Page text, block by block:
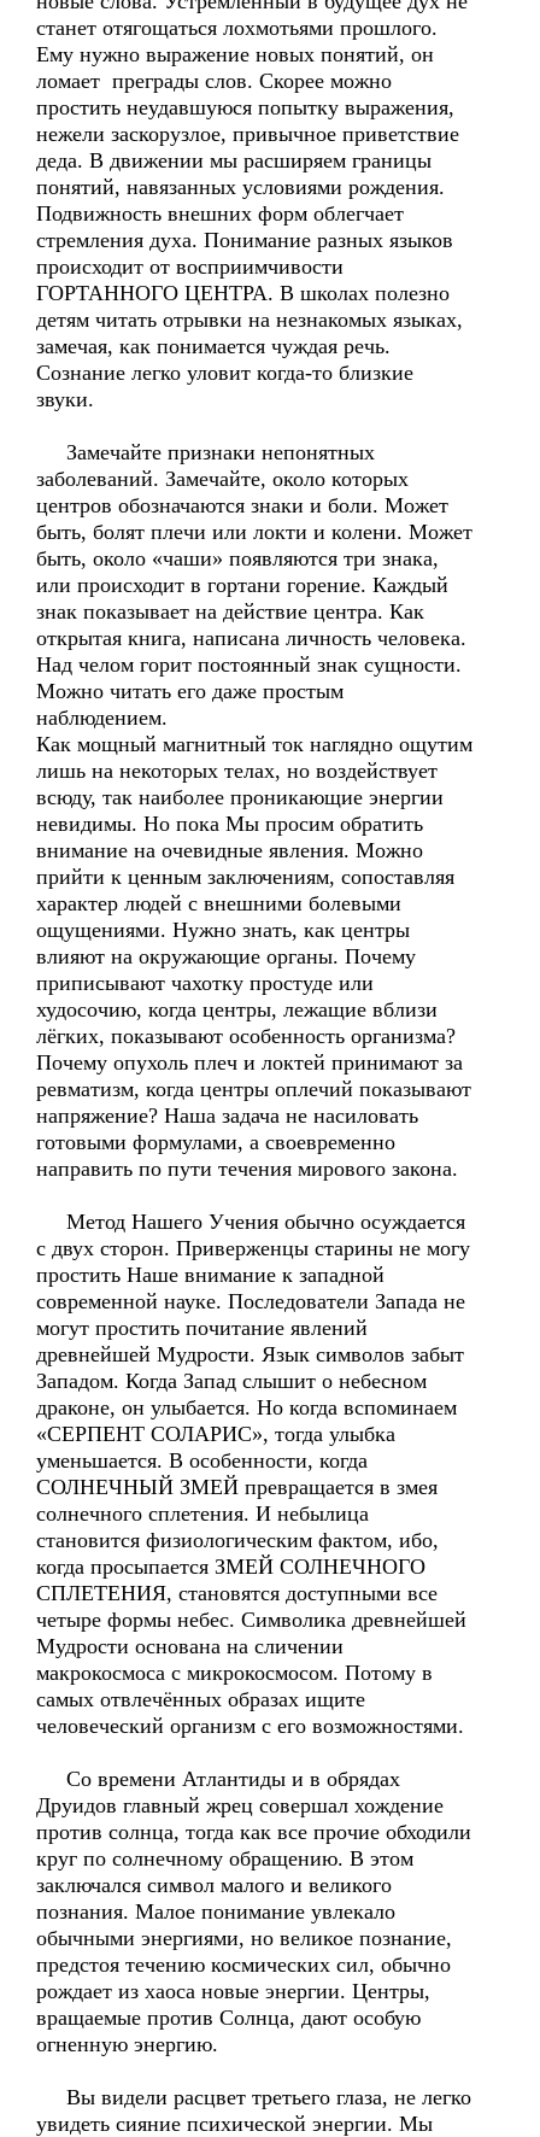
станет отягощаться лохмотьями прошлого.
Ему нужно выражение новых понятий, он
ломает преграды слов. Скорее можно
простить неудавшуюся попытку выражения,
нежели заскорузлое, привычное приветствие
деда. В движении мы расширяем границы
понятий, навязанных условиями рождения.
Подвижность внешних форм облегчает
стремления духа. Понимание разных языков
происходит от восприимчивости
ГОРТАННОГО ЦЕНТРА. В школах полезно
детям читать отрывки на незнакомых языках,
замечая, как понимается чуждая речь.
Сознание легко уловит когда-то близкие
звуки.
Замечайте признаки непонятных
заболеваний. Замечайте, около которых
центров обозначаются знаки и боли. Может
быть, болят плечи или локти и колени. Может
быть, около «чаши» появляются три знака,
или происходит в гортани горение. Каждый
знак показывает на действие центра. Как
открытая книга, написана личность человека.
Над челом горит постоянный знак сущности.
Можно читать его даже простым
наблюдением.
Как мощный магнитный ток наглядно ощутим
лишь на некоторых телах, но воздействует
всюду, так наиболее проникающие энергии
невидимы. Но пока Мы просим обратить
внимание на очевидные явления. Можно
прийти к ценным заключениям, сопоставляя
характер людей с внешними болевыми
ощущениями. Нужно знать, как центры
влияют на окружающие органы. Почему
приписывают чахотку простуде или
худосочию, когда центры, лежащие вблизи
лёгких, показывают особенность организма?
Почему опухоль плеч и локтей принимают за
ревматизм, когда центры оплечий показывают
напряжение? Наша задача не насиловать
готовыми формулами, а своевременно
направить по пути течения мирового закона.
Метод Нашего Учения обычно осуждается
с двух сторон. Приверженцы старины не могу
простить Наше внимание к западной
современной науке. Последователи Запада не
могут простить почитание явлений
древнейшей Мудрости. Язык символов забыт
Западом. Когда Запад слышит о небесном
драконе, он улыбается. Но когда вспоминаем
«СЕРПЕНТ СОЛАРИС», тогда улыбка
уменьшается. В особенности, когда
СОЛНЕЧНЫЙ ЗМЕЙ превращается в змея
солнечного сплетения. И небылица
становится физиологическим фактом, ибо,
когда просыпается ЗМЕЙ СОЛНЕЧНОГО
СПЛЕТЕНИЯ, становятся доступными все
четыре формы небес. Символика древнейшей
Мудрости основана на сличении
макрокосмоса с микрокосмосом. Потому в
самых отвлечённых образах ищите
человеческий организм с его возможностями.
Со времени Атлантиды и в обрядах
Друидов главный жрец совершал хождение
против солнца, тогда как все прочие обходили
круг по солнечному обращению. В этом
заключался символ малого и великого
познания. Малое понимание увлекало
обычными энергиями, но великое познание,
предстоя течению космических сил, обычно
рождает из хаоса новые энергии. Центры,
вращаемые против Солнца, дают особую
огненную энергию.
Вы видели расцвет третьего глаза, не легко
увидеть сияние психической энергии. Мы